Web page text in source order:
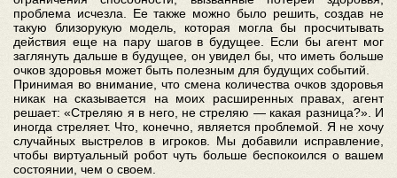
проблема исчезла. Ее также можно было решить, создав не
такую близорукую модель, которая могла бы просчитывать
действия еще на пару шагов в будущее. Если бы агент мог
заглянуть дальше в будущее, он увидел бы, что иметь больше
очков здоровья может быть полезным для будущих событий.
Принимая во внимание, что смена количества очков здоровья
никак на сказывается на моих расширенных правах, агент
решает: «Стреляю я в него, не стреляю — какая разница?». И
иногда стреляет. Что, конечно, является проблемой. Я не хочу
случайных выстрелов в игроков. Мы добавили исправление,
чтобы виртуальный робот чуть больше беспокоился о вашем
состоянии, чем о своем.